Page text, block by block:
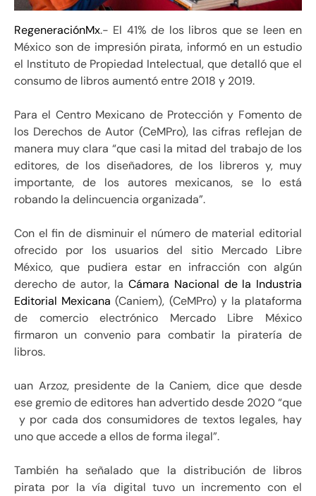
RegeneraciónMx.- El 41% de los libros que se leen en
México son de impresión pirata, informó en un estudio
el Instituto de Propiedad Intelectual, que detalló que el
consumo de libros aumentó entre 2018 y 2019.
Para el Centro Mexicano de Protección y Fomento de
los Derechos de Autor (CeMPro), las cifras reflejan de
manera muy clara “que casi la mitad del trabajo de los
editores, de los diseñadores, de los libreros y, muy
importante, de los autores mexicanos, se lo está
robando la delincuencia organizada”.
Con el fin de disminuir el número de material editorial
ofrecido por los usuarios del sitio Mercado Libre
México, que pudiera estar en infracción con algún
derecho de autor, la Cámara Nacional de la Industria
Editorial Mexicana (Caniem), (CeMPro) y la plataforma
de comercio electrónico Mercado Libre México
firmaron un convenio para combatir la piratería de
libros.
uan Arzoz, presidente de la Caniem, dice que desde
ese gremio de editores han advertido desde 2020 “que
y por cada dos consumidores de textos legales, hay
uno que accede a ellos de forma ilegal”.
También ha señalado que la distribución de libros
pirata por la vía digital tuvo un incremento con el